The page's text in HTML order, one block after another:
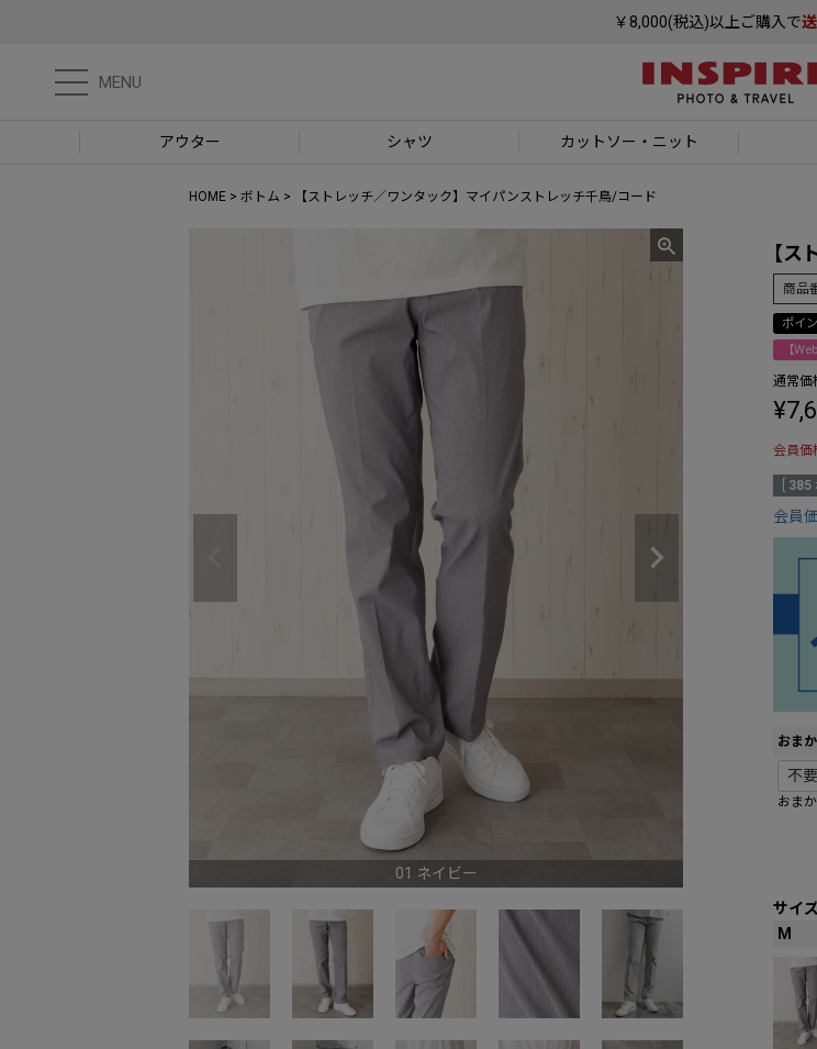
￥8,000(税込)以上ご購入で
MENU
アウター シャツ カットソー ・ニット
HOME ボトム 【ストレッチ／ワンタック】マイパンストレッチ千鳥/コード
01 ネイビー
【
商品
ポイ
【
通常価
¥
会員価
385
会員
おま
おま
サイ
M